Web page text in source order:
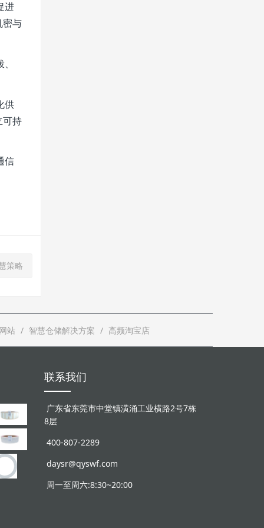
进
密与
供
可持
信
策略
站 智慧仓储解决方案 高频淘宝店
联系我们
广东省东莞市中堂镇潢涌工业横路2号7栋
8层
400-807-2289
daysr@qyswf.com
周一至周六:8:30~20:00